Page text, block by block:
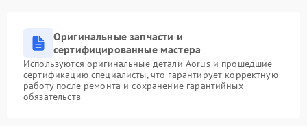
Оригинальные запчасти и
сертифицированные мастера
Используются оригинальные детали Aorus и прошедшие
сертификацию специалисты, что гарантирует корректную
работу после ремонта и сохранение гарантийных
обязательств